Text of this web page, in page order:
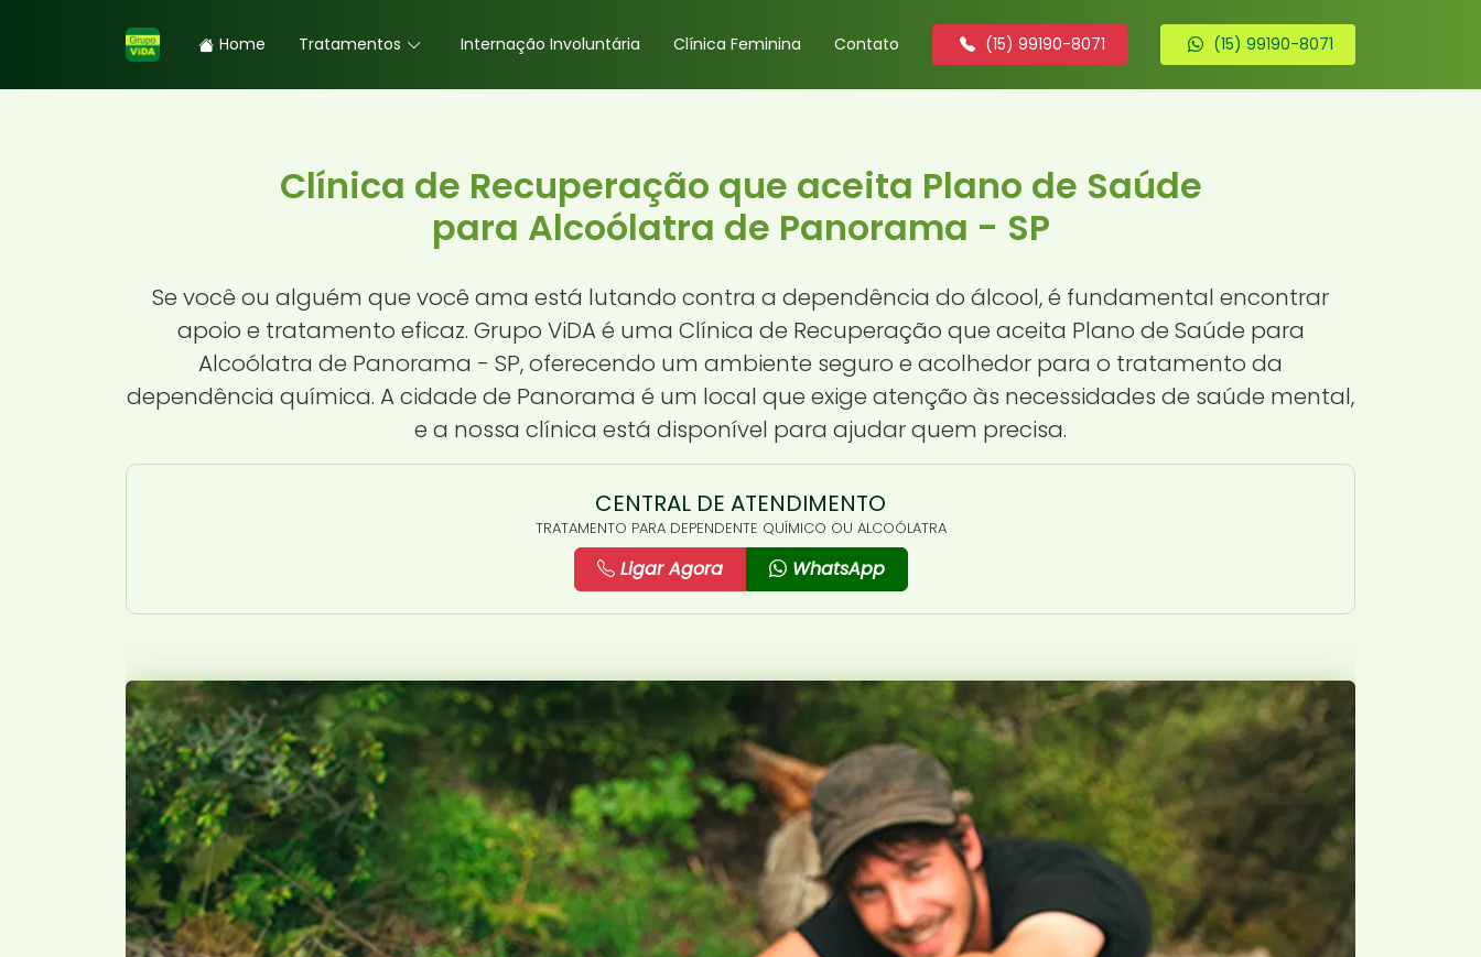
Home Tratamentos Internação Involuntária Clínica Feminina Contato (15) 99190-8071 (15) 99190-8071
Clínica de Recuperação que aceita Plano de Saúde
para Alcoólatra de Panorama - SP
Se você ou alguém que você ama está lutando contra a dependência do álcool, é fundamental encontrar
apoio e tratamento eficaz. Grupo ViDA é uma Clínica de Recuperação que aceita Plano de Saúde para
Alcoólatra de Panorama - SP, oferecendo um ambiente seguro e acolhedor para o tratamento da
dependência química. A cidade de Panorama é um local que exige atenção às necessidades de saúde mental,
e a nossa clínica está disponível para ajudar quem precisa.
CENTRAL DE ATENDIMENTO
TRATAMENTO PARA DEPENDENTE QUÍMICO OU ALCOÓLATRA
Ligar Agora WhatsApp